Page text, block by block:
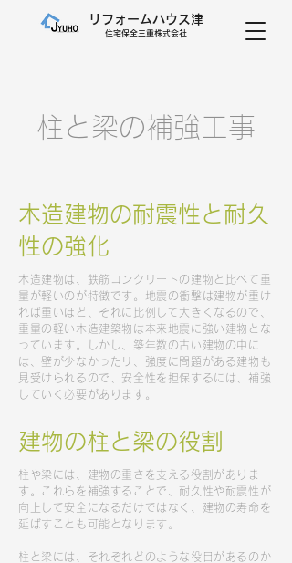
リフォームハウス津
​住宅保全三重株式会社
​柱と梁の補強工事
木造建物の耐震性と耐久
性の強化
木造建物は、鉄筋コンクリートの建物と比べて重
量が軽いのが特徴です。地震の衝撃は建物が重け
れば重いほど、それに比例して大きくなるので、
重量の軽い木造建築物は本来地震に強い建物とな
っています。しかし、築年数の古い建物の中に
は、壁が少なかったリ、強度に問題がある建物も
見受けられるので、安全性を担保するには、補強
していく必要があります。
建物の柱と梁の役割
柱や梁には、建物の重さを支える役割がありま
す。これらを補強することで、耐久性や耐震性が
向上して安全になるだけではなく、建物の寿命を
延ばすことも可能となります。
柱と梁には、それぞれどのような役目があるのか